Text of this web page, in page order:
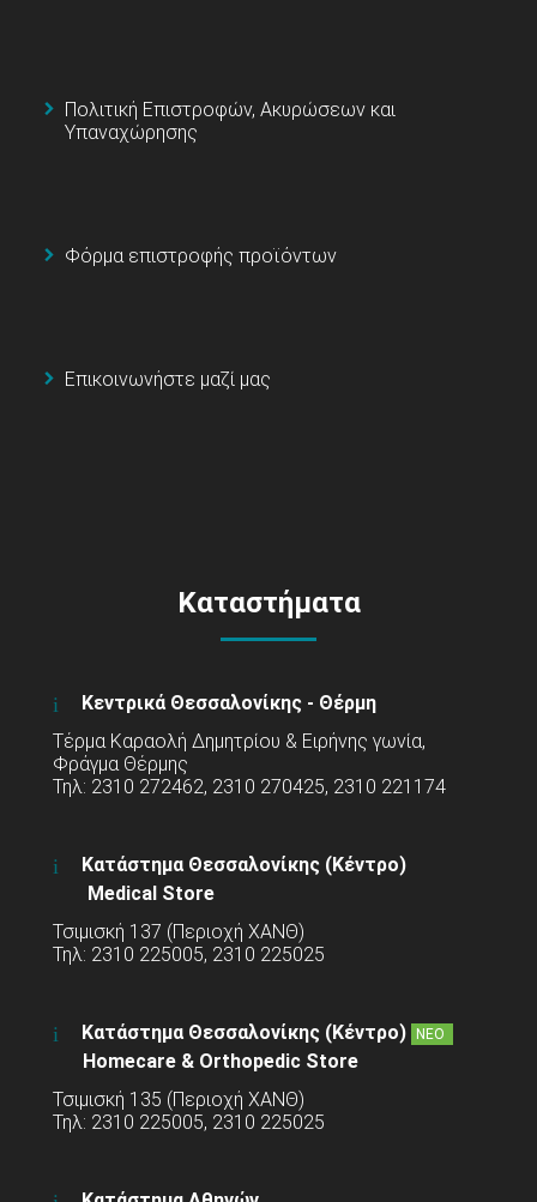
Πολιτική Επιστροφών, Ακυρώσεων και
Υπαναχώρησης
Φόρμα επιστροφής προϊόντων
Επικοινωνήστε μαζί μας
Καταστήματα
Κεντρικά Θεσσαλονίκης - Θέρμη
Τέρμα Καραολή Δημητρίου & Ειρήνης γωνία,
Φράγμα Θέρμης
Τηλ: 2310 272462, 2310 270425, 2310 221174
Κατάστημα Θεσσαλονίκης (Κέντρο)
Medical Store
Τσιμισκή 137 (Περιοχή ΧΑΝΘ)
Τηλ: 2310 225005, 2310 225025
Κατάστημα Θεσσαλονίκης (Κέντρο) ΝΕΟ
Homecare & Orthopedic Store
Τσιμισκή 135 (Περιοχή ΧΑΝΘ)
Τηλ: 2310 225005, 2310 225025